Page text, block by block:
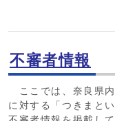
不審者情報
ここでは、奈良県
に対する「つきまと